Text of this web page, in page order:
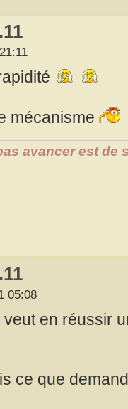
mécanisme
avancer est de
05:08
en réussir
ce que